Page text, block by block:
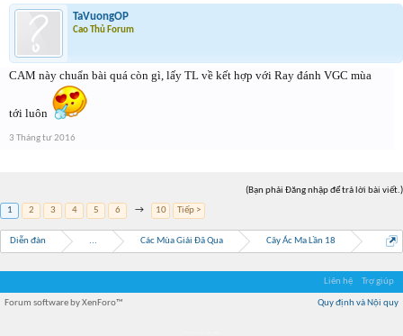
TaVuongOP
Cao Thủ Forum
CAM này chuẩn bài quá còn gì, lấy TL về kết hợp với Ray đánh VGC mùa
tới luôn
3 Tháng tư 2016
(Bạn phải Đăng nhập để trả lời bài viết.)
1
2 3 4 5 6 → 10 Tiếp >
Diễn đàn ... Các Mùa Giải Đã Qua Cây Ác Ma Lần 18
Liên hệ Trợ giúp
Quy định và Nội quy
Forum software by XenForo™